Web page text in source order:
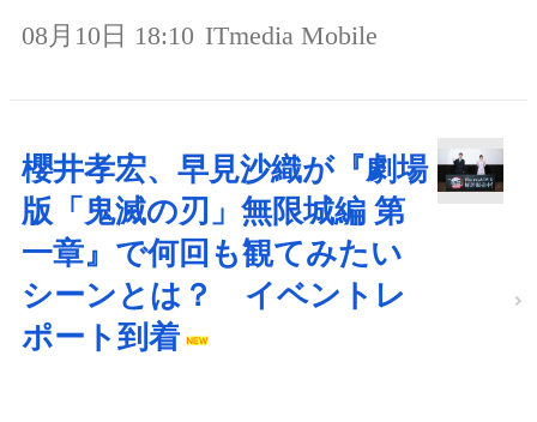
08月10日 18:10 ITmedia Mobile
櫻井孝宏、早見沙織が『劇場
版「鬼滅の刃」無限城編 第
一章』で何回も観てみたい
シーンとは？ イベントレ
ポート到着